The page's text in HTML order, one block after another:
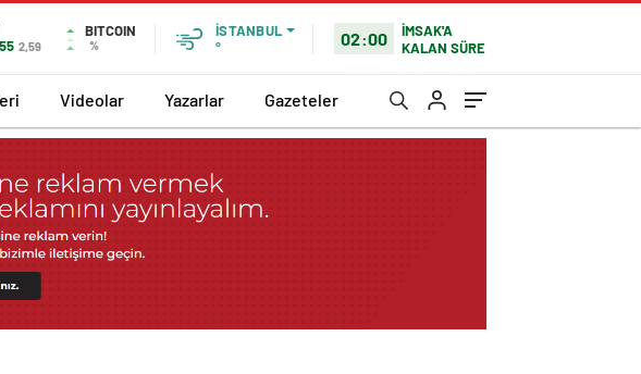
2,59
BITCOIN
%
İSTANBUL
°
02:00
İMSAK'A
KALAN SÜRE
Videolar Yazarlar Gazeteler